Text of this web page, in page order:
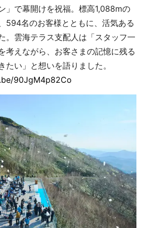
」で幕開けを祝福。標高1,088mの
594名のお客様とともに、活気ある
。雲海テラス支配人は「スタッフ一
考えながら、お客さまの記憶に残る
たい」と想いを語りました。
90JgM4p82Co